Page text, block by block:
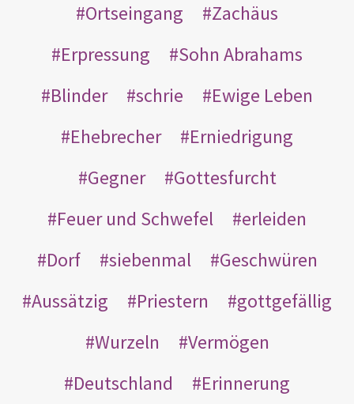
Ortseingang
Zachäus
Erpressung
Sohn Abrahams
Blinder
schrie
Ewige Leben
Ehebrecher
Erniedrigung
Gegner
Gottesfurcht
Feuer und Schwefel
erleiden
Dorf
siebenmal
Geschwüren
Aussätzig
Priestern
gottgefällig
Wurzeln
Vermögen
Deutschland
Erinnerung